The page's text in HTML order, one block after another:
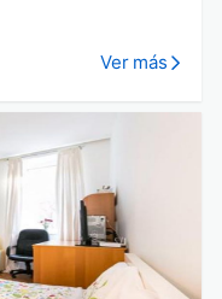
Ver más